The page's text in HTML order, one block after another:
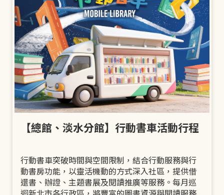
【總館、淡水分館】行動書車活動行程
行動書車突破時間與空間限制，結合行動服務與行
動書房功能，以靈活機動的方式深入社區，提供借
還書、辦證、主題書展及閱讀推廣等服務。每月巡